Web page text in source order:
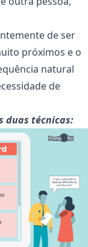
de ser
próximos e o
natural
de
duas técnicas: